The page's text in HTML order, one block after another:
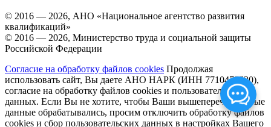
© 2016 — 2026, АНО «Национальное агентство развития
квалификаций»
© 2016 — 2026, Министерство труда и социальной защиты
Российской Федерации
Согласие на обработку файлов cookies Продолжая
использовать сайт, Вы даете АНО НАРК (ИНН 7710475530),
согласие на обработку файлов cookies и пользовательских
данных. Если Вы не хотите, чтобы Ваши вышеперечисленные
данные обрабатывались, просим отключить обработку файлов
cookies и сбор пользовательских данных в настройках Вашего